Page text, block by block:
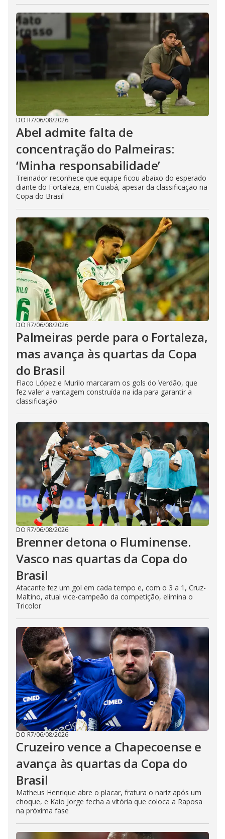
DO R7/06/08/2026
Abel admite falta de
concentração do Palmeiras:
‘Minha responsabilidade’
Treinador reconhece que equipe ficou abaixo do esperado
diante do Fortaleza, em Cuiabá, apesar da classificação na
Copa do Brasil
DO R7/06/08/2026
Palmeiras perde para o Fortaleza,
mas avança às quartas da Copa
do Brasil
Flaco López e Murilo marcaram os gols do Verdão, que
fez valer a vantagem construída na ida para garantir a
classificação
DO R7/06/08/2026
Brenner detona o Fluminense.
Vasco nas quartas da Copa do
Brasil
Atacante fez um gol em cada tempo e, com o 3 a 1, Cruz-
Maltino, atual vice-campeão da competição, elimina o
Tricolor
DO R7/06/08/2026
Cruzeiro vence a Chapecoense e
avança às quartas da Copa do
Brasil
Matheus Henrique abre o placar, fratura o nariz após um
choque, e Kaio Jorge fecha a vitória que coloca a Raposa
na próxima fase